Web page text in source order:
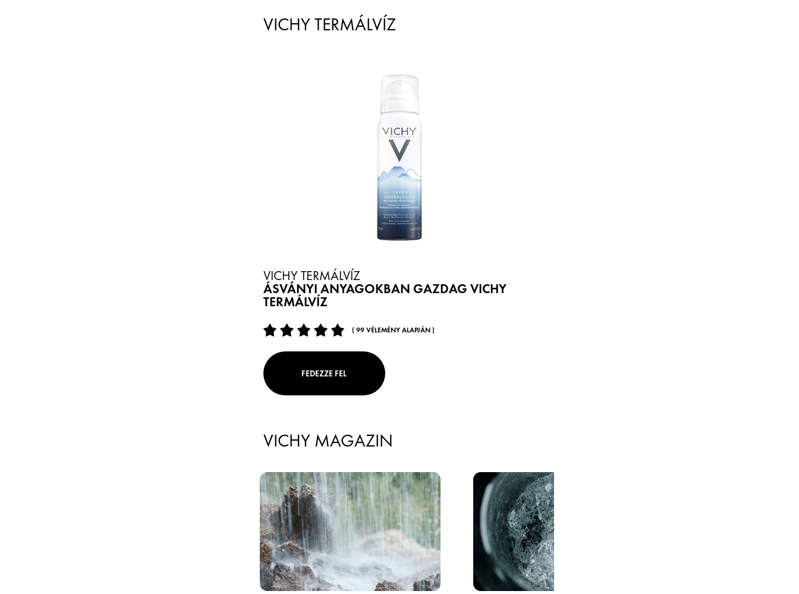
VICHY TERMÁLVÍZ
VICHY TERMÁLVÍZ
ÁSVÁNYI ANYAGOKBAN GAZDAG VICHY
TERMÁLVÍZ
( 99 VÉLEMÉNY ALAPJÁN )
FEDEZZE FEL
VICHY MAGAZIN